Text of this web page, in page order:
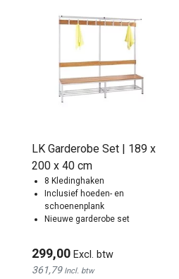
LK Garderobe Set | 189 x
200 x 40 cm
8 Kledinghaken
Inclusief hoeden- en
schoenenplank
Nieuwe garderobe set
299,00 Excl. btw
361,79 Incl. btw